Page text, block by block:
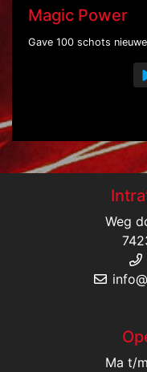
Magic Power
Gave 100 schots
Weg
Ma t/